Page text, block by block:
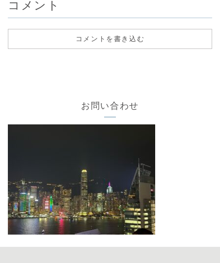
コメント
コメントを書き込む
お問い合わせ